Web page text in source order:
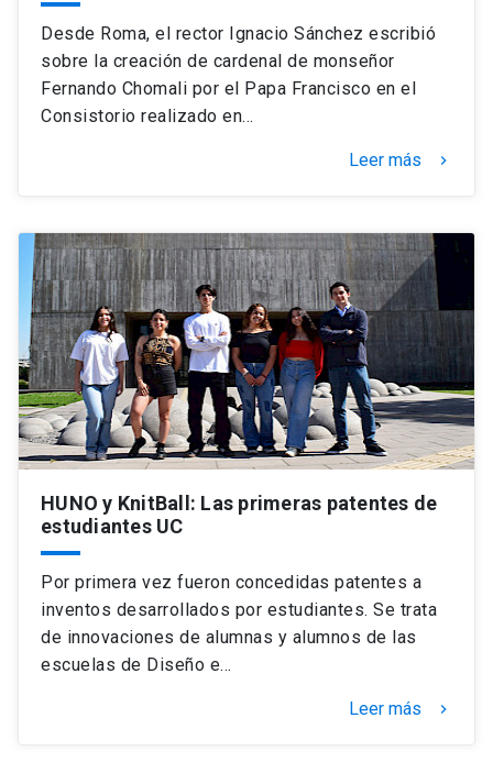
Desde Roma, el rector Ignacio Sánchez escribió
sobre la creación de cardenal de monseñor
Fernando Chomali por el Papa Francisco en el
Consistorio realizado en…
Leer más keyboard_arrow_right
HUNO y KnitBall: Las primeras patentes de
estudiantes UC
Por primera vez fueron concedidas patentes a
inventos desarrollados por estudiantes. Se trata
de innovaciones de alumnas y alumnos de las
escuelas de Diseño e…
Leer más keyboard_arrow_right